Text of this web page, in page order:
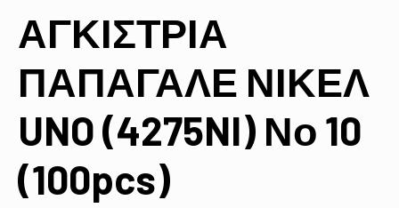
ΑΓΚΙΣΤΡΙΑ
ΠΑΠΑΓΑΛΕ ΝΙΚΕΛ
UNO (4275NI) Νο 10
(100pcs)